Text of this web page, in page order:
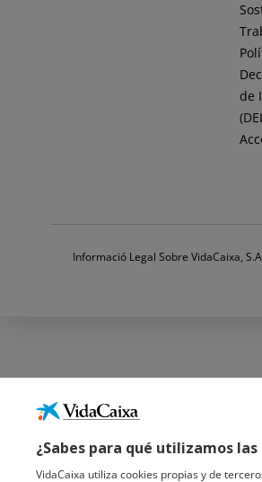
¿Sabes para qué utilizamos las
VidaCaixa utiliza cookies propias y de
de
Informació Legal Sobre VidaCaixa,